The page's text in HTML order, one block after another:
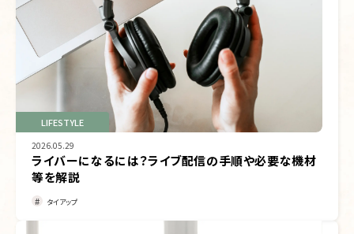
LIFESTYLE
2026.05.29
ライバーになるには？ライブ配信の手順や必要な機材
等を解説
タイアップ